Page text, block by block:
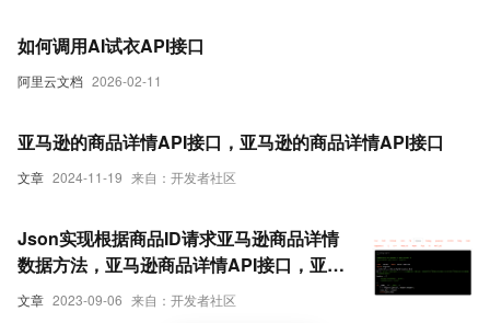
阿里云文档 2026-02-11
如何调用AI试衣API接口
文章 2024-11-19 来自：开发者社区
亚马逊的商品详情API接口，亚马逊的商品详情API接口
文章 2023-09-06 来自：开发者社区
Json实现根据商品ID请求亚马逊商品详情
数据方法，亚马逊商品详情API接口，亚马
逊API接口申请指南